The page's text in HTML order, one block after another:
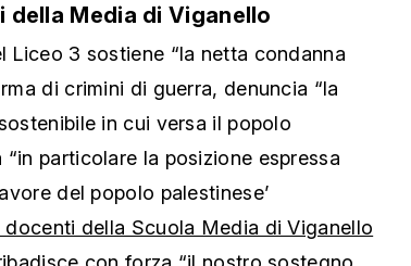
della Media di Viganello
Liceo 3 sostiene “la netta condanna
di crimini di guerra, denuncia “la
in cui versa il popolo
particolare la posizione espressa
del popolo palestinese’
della Scuola Media di Viganello